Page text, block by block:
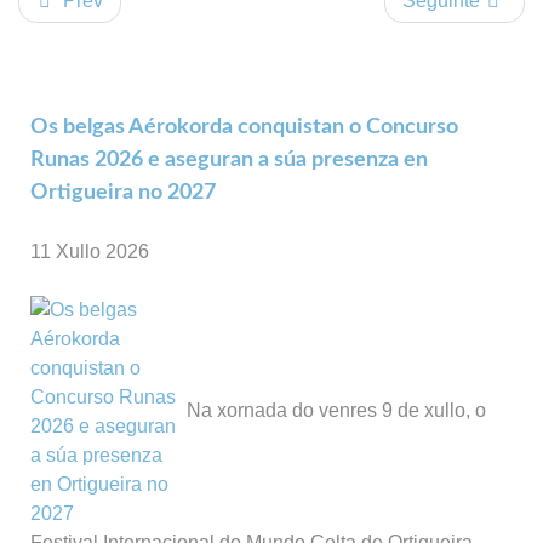
Os belgas Aérokorda conquistan o Concurso
Runas 2026 e aseguran a súa presenza en
Ortigueira no 2027
11 Xullo 2026
Na xornada do venres 9 de xullo, o